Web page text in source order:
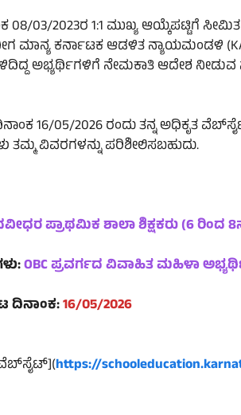
08/03/2023ರ 1:1 ಮುಖ್ಯ ಆಯ್ಕೆಪಟ್ಟಿಗೆ
ಮಾನ್ಯ ಕರ್ನಾಟಕ ಆಡಳಿತ ನ್ಯಾಯಮಂಡಳಿ
ಅಭ್ಯರ್ಥಿಗಳಿಗೆ ನೇಮಕಾತಿ ಆದೇಶ ನೀಡುವ
16/05/2026 ರಂದು ತನ್ನ ಅಧಿಕೃತ
ತಮ್ಮ ವಿವರಗಳನ್ನು ಪರಿಶೀಲಿಸಬಹುದು.
ಪ್ರಾಥಮಿಕ ಶಾಲಾ ಶಿಕ್ಷಕರು (6 ರಿಂದ
OBC ಪ್ರವರ್ಗದ ವಿವಾಹಿತ ಮಹಿಳಾ
ದಿನಾಂಕ:16/05/2026
ವೆಬ್‌ಸೈಟ್](https://